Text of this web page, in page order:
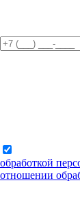
обработкой
отношении